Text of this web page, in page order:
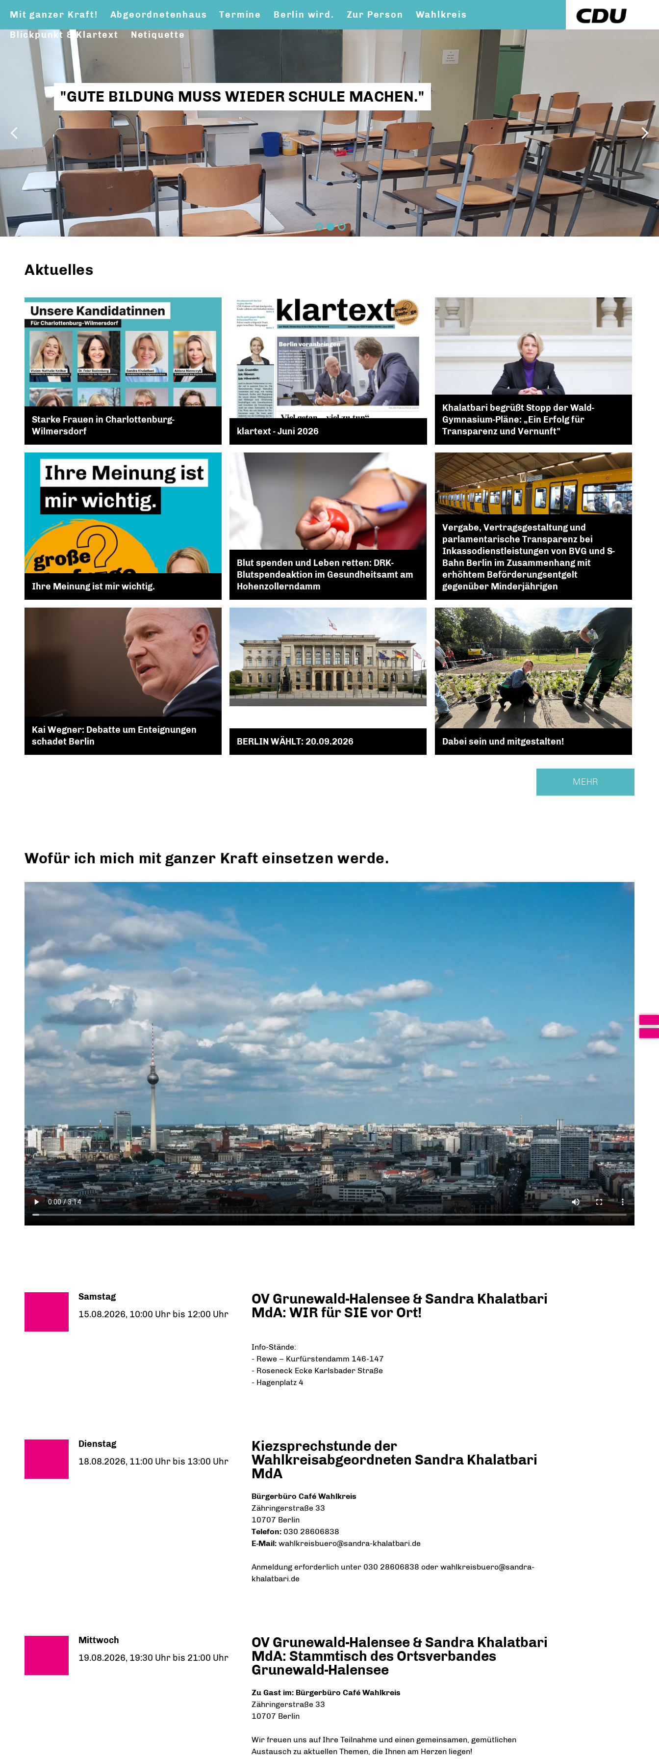
Mit ganzer Kraft! Abgeordnetenhaus Termine Berlin wird. Zur Person
Wahlkreis
Blickpunkt & Klartext
Netiquette
Aktuelles
Starke Frauen in Charlottenburg-
Wilmersdorf
klartext - Juni 2026
Khalatbari begrüßt Stopp der Wald-
Gymnasium-Pläne: „Ein Erfolg für
Transparenz und Vernunft"
Ihre Meinung ist mir wichtig.
Blut spenden und Leben retten: DRK-
Blutspendeaktion im Gesundheitsamt am
Hohenzollerndamm
Vergabe, Vertragsgestaltung und
parlamentarische Transparenz bei
Inkassodienstleistungen von BVG und S-
Bahn Berlin im Zusammenhang mit
erhöhtem Beförderungsentgelt
gegenüber Minderjährigen
Kai Wegner: Debatte um Enteignungen
schadet Berlin
BERLIN WÄHLT: 20.09.2026 Dabei sein und mitgestalten!
MEHR
Wofür ich mich mit ganzer Kraft einsetzen werde.
Samstag
15.08.2026, 10:00 Uhr bis 12:00 Uhr
OV Grunewald-Halensee & Sandra Khalatbari
MdA: WIR für SIE vor Ort!
Info-Stände:
- Rewe – Kurfürstendamm 146-147
- Roseneck Ecke Karlsbader Straße
- Hagenplatz 4
Dienstag
18.08.2026, 11:00 Uhr bis 13:00 Uhr
Kiezsprechstunde der
Wahlkreisabgeordneten Sandra Khalatbari
MdA
Bürgerbüro Café Wahlkreis
Zähringerstraße 33
10707 Berlin
Telefon: 030 28606838
E-Mail: wahlkreisbuero@sandra-khalatbari.de
Anmeldung erforderlich unter 030 28606838 oder wahlkreisbuero@sandra-
khalatbari.de
Mittwoch
19.08.2026, 19:30 Uhr bis 21:00 Uhr
OV Grunewald-Halensee & Sandra Khalatbari
MdA: Stammtisch des Ortsverbandes
Grunewald-Halensee
Zu Gast im: Bürgerbüro Café Wahlkreis
Zähringerstraße 33
10707 Berlin
Wir freuen uns auf Ihre Teilnahme und einen gemeinsamen, gemütlichen
Austausch zu aktuellen Themen, die Ihnen am Herzen liegen!